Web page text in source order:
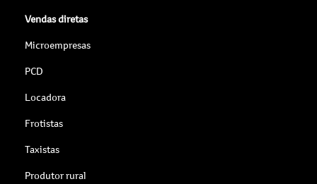
Vendas diretas
Microempresas
PCD
Locadora
Frotistas
Taxistas
Produtor rural